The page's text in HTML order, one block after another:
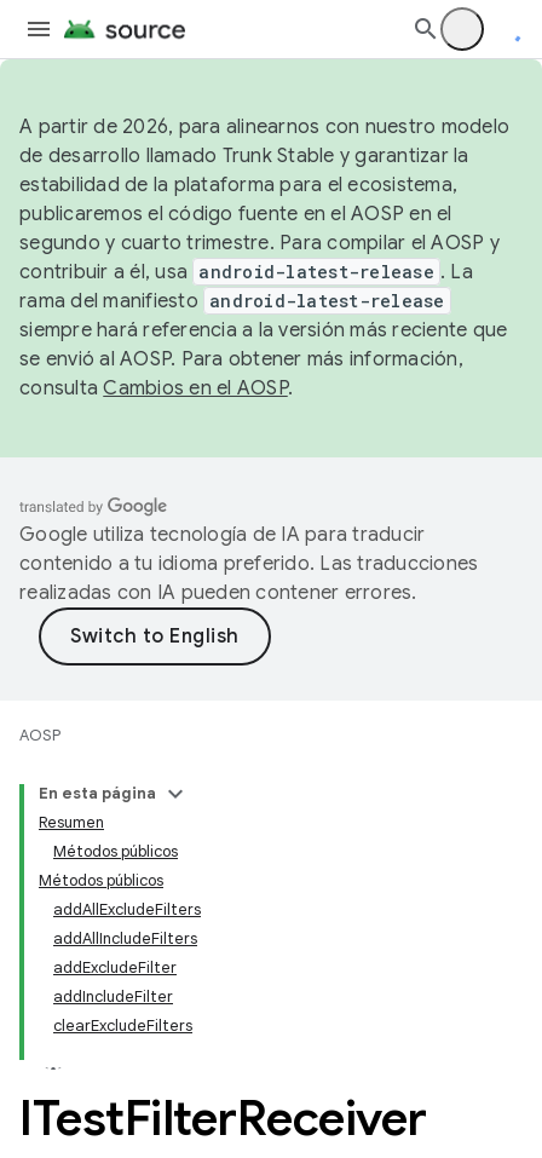
A partir de 2026, para alinearnos con nuestro modelo
de desarrollo llamado Trunk Stable y garantizar la
estabilidad de la plataforma para el ecosistema,
publicaremos el código fuente en el AOSP en el
segundo y cuarto trimestre. Para compilar el AOSP y
contribuir a él, usa android-latest-release . La
rama del manifiesto android-latest-release
siempre hará referencia a la versión más reciente que
se envió al AOSP. Para obtener más información,
consultaCambios en el AOSP.
Google utiliza tecnología de IA para traducir
contenido a tu idioma preferido. Las traducciones
realizadas con IA pueden contener errores.
AOSP
En esta página
Resumen
Métodos públicos
Métodos públicos
addAllExcludeFilters
addAllIncludeFilters
addExcludeFilter
addIncludeFilter
clearExcludeFilters
ITestFilterReceiver